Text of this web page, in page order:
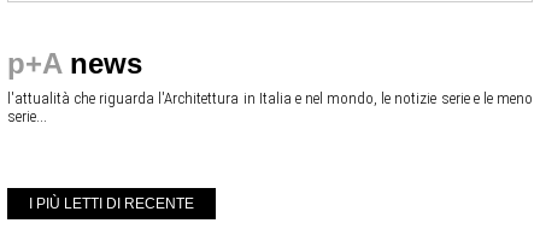
p+A news
l'attualità che riguarda l'Architettura in Italia e nel mondo, le notizie serie e le meno
serie...
I PIÙ LETTI DI RECENTE